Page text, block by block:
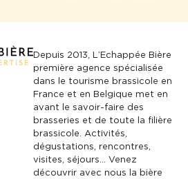
Depuis 2013, L’Echappée Bière
première agence spécialisée
dans le tourisme brassicole en
France et en Belgique met en
avant le savoir-faire des
brasseries et de toute la filière
brassicole. Activités,
dégustations, rencontres,
visites, séjours… Venez
découvrir avec nous la bière